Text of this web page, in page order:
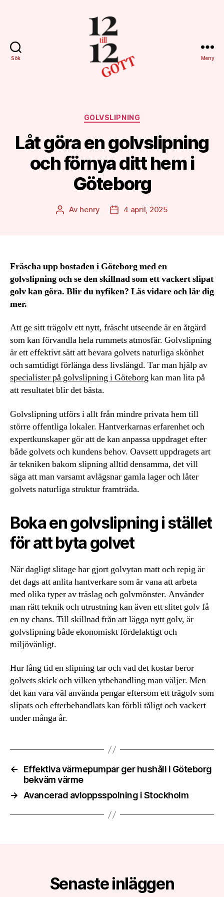
Sök Meny
Kategorier
GOLVSLIPNING
Låt göra en golvslipning
och förnya ditt hem i
Göteborg
Inläggsförfattare
Av henry Inläggsdatum
4 april, 2025
Fräscha upp bostaden i Göteborg med en
golvslipning och se den skillnad som ett vackert slipat
golv kan göra. Blir du nyfiken? Läs vidare och lär dig
mer.
Att ge sitt trägolv ett nytt, fräscht utseende är en åtgärd
som kan förvandla hela rummets atmosfär. Golvslipning
är ett effektivt sätt att bevara golvets naturliga skönhet
och samtidigt förlänga dess livslängd. Tar man hjälp av
specialister på golvslipning i Göteborgkan man lita på
att resultatet blir det bästa.
Golvslipning utförs i allt från mindre privata hem till
större offentliga lokaler. Hantverkarnas erfarenhet och
expertkunskaper gör att de kan anpassa uppdraget efter
både golvets och kundens behov. Oavsett uppdragets art
är tekniken bakom slipning alltid densamma, det vill
säga att man varsamt avlägsnar gamla lager och låter
golvets naturliga struktur framträda.
Boka en golvslipning i stället
för att byta golvet
När dagligt slitage har gjort golvytan matt och repig är
det dags att anlita hantverkare som är vana att arbeta
med olika typer av träslag och golvmönster. Använder
man rätt teknik och utrustning kan även ett slitet golv få
en ny chans. Till skillnad från att lägga nytt golv, är
golvslipning både ekonomiskt fördelaktigt och
miljövänligt.
Hur lång tid en slipning tar och vad det kostar beror
golvets skick och vilken ytbehandling man väljer. Men
det kan vara väl använda pengar eftersom ett trägolv som
slipats och efterbehandlats kan förbli tåligt och vackert
under många år.
←
Effektiva värmepumpar ger hushåll i Göteborg
bekväm värme
→ Avancerad avloppsspolning i Stockholm
Senaste inläggen